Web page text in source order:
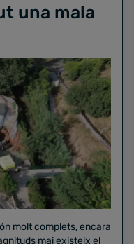
una mala
molt complets, encara
mai existeix el